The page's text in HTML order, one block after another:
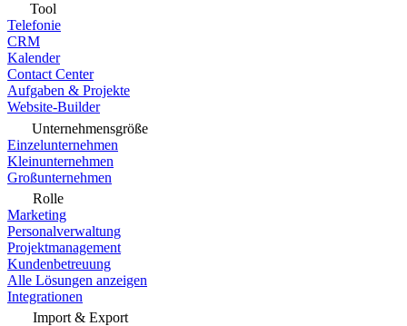
Tool
Telefonie
CRM
Kalender
Contact Center
Aufgaben & Projekte
Website-Builder
Unternehmensgröße
Einzelunternehmen
Kleinunternehmen
Großunternehmen
Rolle
Marketing
Personalverwaltung
Projektmanagement
Kundenbetreuung
Alle Lösungen anzeigen
Integrationen
Import & Export